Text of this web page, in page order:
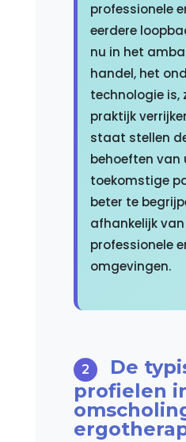
professionele
eerdere
nu in het
handel, het
technologie is,
praktijk
staat stellen
behoeften van
toekomstige
beter te
afhankelijk
professionele
omgevingen.
De
profielen